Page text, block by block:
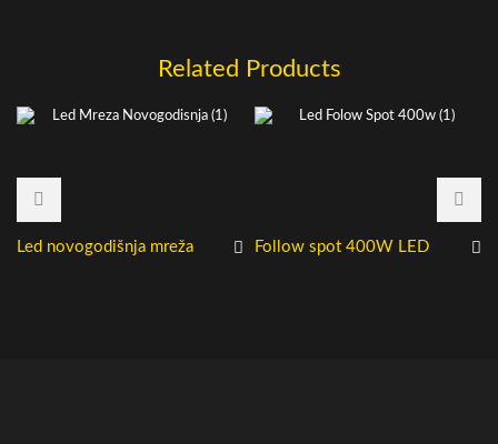
Related Products
Led novogodišnja mreža Follow spot 400W LED